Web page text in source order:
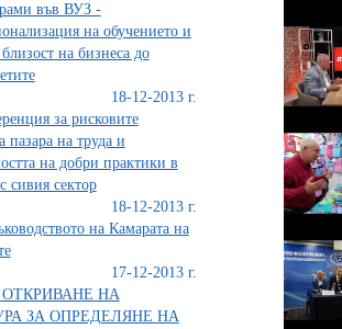
във ВУЗ -
на обучението и
на бизнеса до
18-12-2013 г.
за рисковите
пазара на труда и
на добри практики в
сивия сектор
18-12-2013 г.
на Камарата на
17-12-2013 г.
ОТКРИВАНЕ НА
ЗА ОПРЕДЕЛЯНЕ НА